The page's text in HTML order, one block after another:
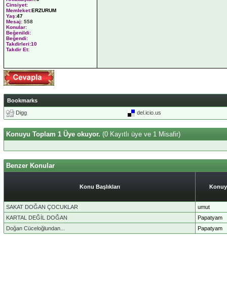
Cinsiyet:
Memleket:ERZURUM
Yaş:47
Mesaj: 558
Konular:
Beğenildi:
Beğendi:
Takdirleri:10
Takdir Et:
Bookmarks
Digg
del.icio.us
Konuyu Toplam 1 Üye okuyor. (0 Kayıtlı üye ve 1 Misafir)
Benzer Konular
Konu Başlıkları
SAKAT DOĞAN ÇOCUKLAR
umut
KARTAL DEĞİL DOĞAN
Papatyam
Doğan Cüceloğlundan...
Papatyam